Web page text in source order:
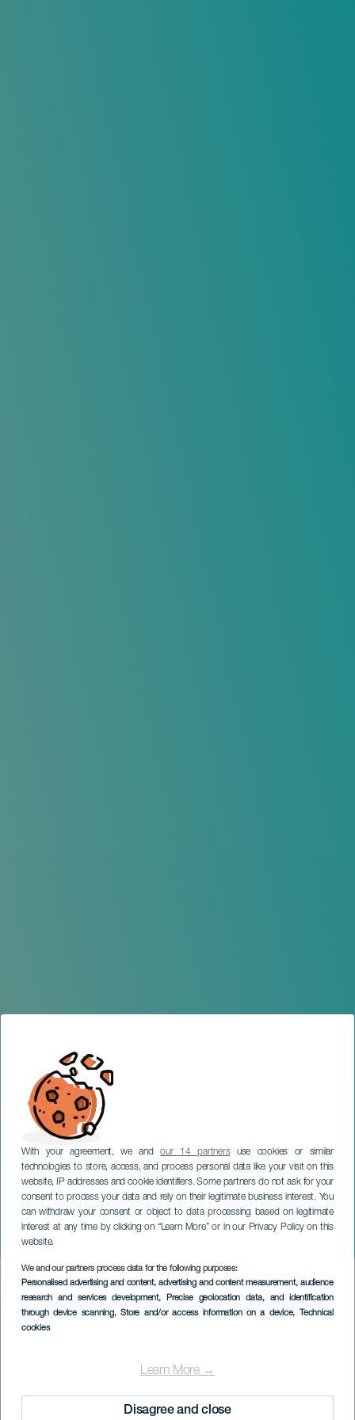
With your agreement, we andour 14 partnersuse cookies or similar
technologies to store, access, and process personal data like your visit on this
website, IP addresses and cookie identifiers. Some partners do not ask for your
consent to process your data and rely on their legitimate business interest. You
can withdraw your consent or object to data processing based on legitimate
interest at any time by clicking on “Learn More” or in our Privacy Policy on this
website.
We and our partners process data for the following purposes:
Personalised advertising and content, advertising and content measurement, audience
research and services development, Precise geolocation data, and identification
through device scanning, Store and/or access information on a device, Technical
cookies
Learn More →
Disagree and close
Festival international de
musique des îles Canaries
LANZAROTE
Imagen
Listado